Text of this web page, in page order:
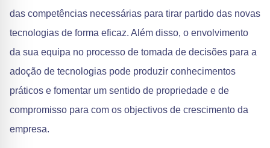
das competências necessárias para tirar partido das novas
tecnologias de forma eficaz. Além disso, o envolvimento
da sua equipa no processo de tomada de decisões para a
adoção de tecnologias pode produzir conhecimentos
práticos e fomentar um sentido de propriedade e de
compromisso para com os objectivos de crescimento da
empresa.